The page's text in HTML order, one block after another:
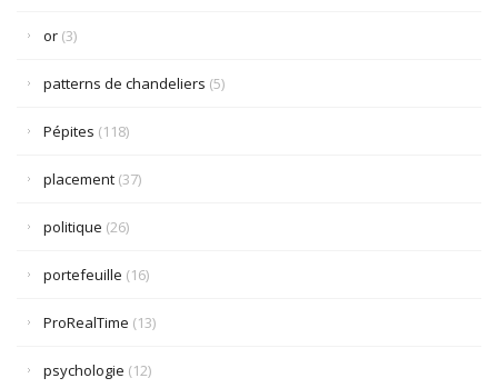
or (3)
patterns de chandeliers (5)
Pépites (118)
placement (37)
politique (26)
portefeuille (16)
ProRealTime (13)
psychologie (12)